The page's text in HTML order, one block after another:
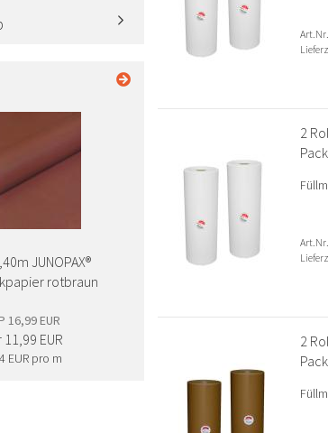
2
2
JUNOPAX®
rotbraun
16,99 EUR
11,99 EUR
EUR pro m